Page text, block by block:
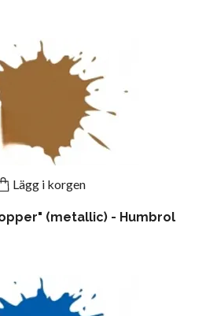
Lägg i korgen
(metallic) - Humbrol